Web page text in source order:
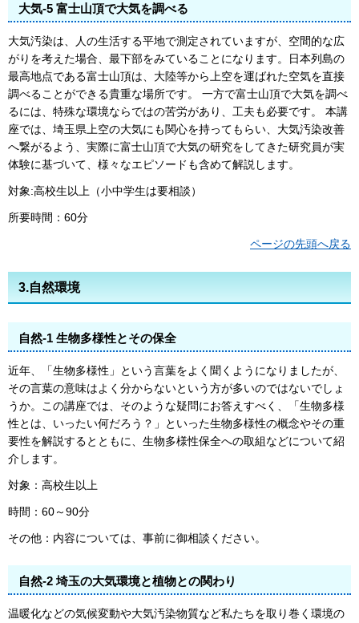
大気-5 富士山頂で大気を調べる
大気汚染は、人の生活する平地で測定されていますが、空間的な広
がりを考えた場合、最下部をみていることになります。日本列島の
最高地点である富士山頂は、大陸等から上空を運ばれた空気を直接
調べることができる貴重な場所です。 一方で富士山頂で大気を調べ
るには、特殊な環境ならではの苦労があり、工夫も必要です。 本講
座では、埼玉県上空の大気にも関心を持ってもらい、大気汚染改善
へ繋がるよう、実際に富士山頂で大気の研究をしてきた研究員が実
体験に基づいて、様々なエピソードも含めて解説します。
対象:高校生以上（小中学生は要相談）
所要時間：60分
ページの先頭へ戻る
3.自然環境
自然-1 生物多様性とその保全
近年、「生物多様性」という言葉をよく聞くようになりましたが、
その言葉の意味はよく分からないという方が多いのではないでしょ
うか。この講座では、そのような疑問にお答えすべく、「生物多様
性とは、いったい何だろう？」といった生物多様性の概念やその重
要性を解説するとともに、生物多様性保全への取組などについて紹
介します。
対象：高校生以上
時間：60～90分
その他：内容については、事前に御相談ください。
自然-2 埼玉の大気環境と植物との関わり
温暖化などの気候変動や大気汚染物質など私たちを取り巻く環境の